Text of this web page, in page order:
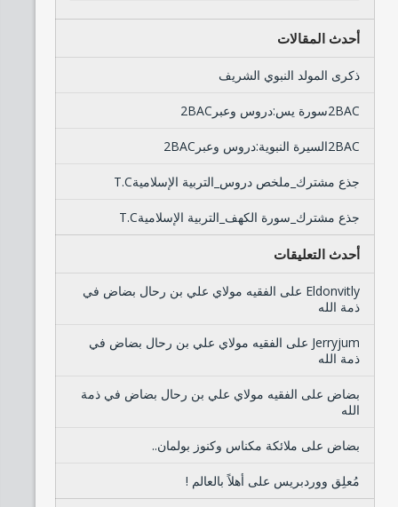
أحدث المقالات
ذكرى المولد النبوي الشريف
2BACسورة يس:دروس وعبر2BAC
2BACالسيرة النبوية:دروس وعبر2BAC
جذع مشترك_ملخص دروس_التربية الإسلاميةT.C
جذع مشترك_سورة الكهف_التربية الإسلاميةT.C
أحدث التعليقات
Eldonvitly على الفقيه مولاي علي بن رحال بضاض في
ذمة الله
Jerryjum على الفقيه مولاي علي بن رحال بضاض في
ذمة الله
بضاض على الفقيه مولاي علي بن رحال بضاض في ذمة
الله
بضاض على ملائكة مكناس وكنوز بولمان..
مُعلِق ووردبريس على أهلاً بالعالم !